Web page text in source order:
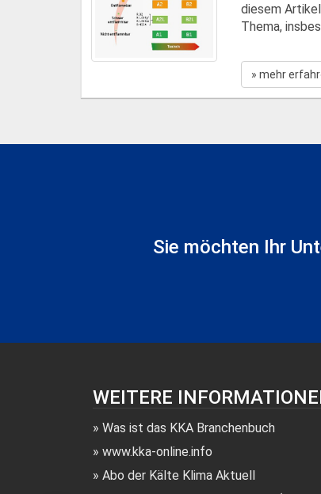
diesem
Thema,
» mehr
Sie möchten Ihr
WEITERE
Was ist das KKA Branchenbuch
www.kka-online.info
Abo der Kälte Klima Aktuell